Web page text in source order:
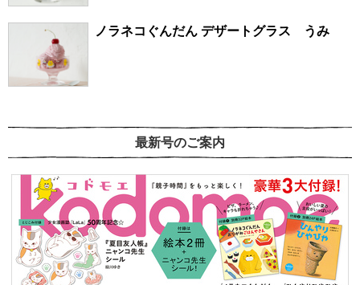
ノラネコぐんだん デザートグラス うみ
最新号のご案内